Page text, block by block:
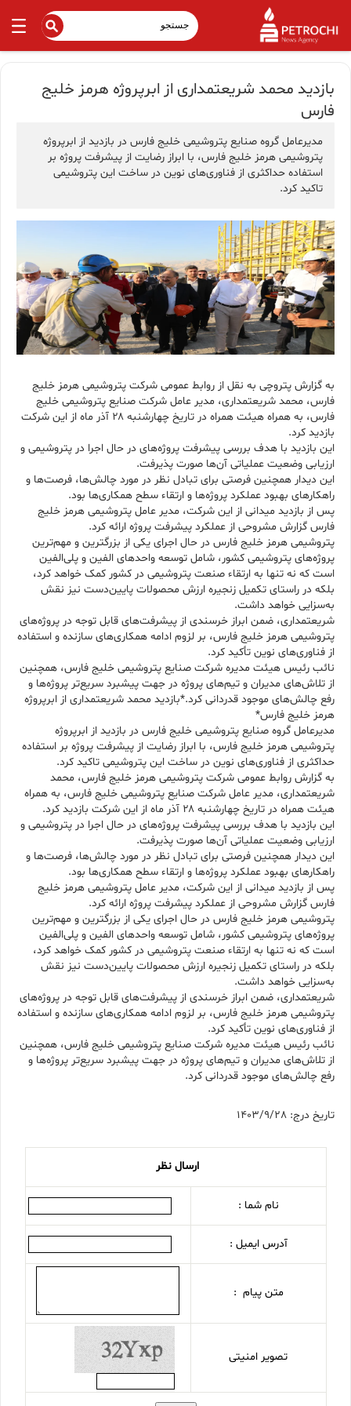
بازدید محمد شریعتمداری از ابرپروژه هرمز خلیج
فارس
مدیرعامل گروه صنایع پتروشیمی خلیج فارس در بازدید از ابرپروژه
پتروشیمی هرمز خلیج فارس، با ابراز رضایت از پیشرفت پروژه بر
استفاده حداکثری از فناوری‌های نوین در ساخت این پتروشیمی
تاکید کرد.
به گزارش پتروچی به نقل از روابط عمومی شرکت پتروشیمی هرمز خلیج
فارس، محمد شریعتمداری، مدیر عامل شرکت صنایع پتروشیمی خلیج
فارس، به همراه هیئت همراه در تاریخ چهارشنبه ۲۸ آذر ماه از این شرکت
بازدید کرد.
این بازدید با هدف بررسی پیشرفت پروژه‌های در حال اجرا در پتروشیمی و
ارزیابی وضعیت عملیاتی آن‌ها صورت پذیرفت.
این دیدار همچنین فرصتی برای تبادل نظر در مورد چالش‌ها، فرصت‌ها و
راهکارهای بهبود عملکرد پروژه‌ها و ارتقاء سطح همکاری‌ها بود.
پس از بازدید میدانی از این شرکت، مدیر عامل پتروشیمی هرمز خلیج
فارس گزارش مشروحی از عملکرد پیشرفت پروژه ارائه کرد.
پتروشیمی هرمز خلیج فارس در حال اجرای یکی از بزرگترین و مهم‌ترین
پروژه‌های پتروشیمی کشور، شامل توسعه واحدهای الفین و پلی‌الفین
است که نه تنها به ارتقاء صنعت پتروشیمی در کشور کمک خواهد کرد،
بلکه در راستای تکمیل زنجیره ارزش محصولات پایین‌دست نیز نقش
به‌سزایی خواهد داشت.
شریعتمداری، ضمن ابراز خرسندی از پیشرفت‌های قابل توجه در پروژه‌های
پتروشیمی هرمز خلیج فارس، بر لزوم ادامه همکاری‌های سازنده و استفاده
از فناوری‌های نوین تأکید کرد.
نائب رئیس هیئت مدیره شرکت صنایع پتروشیمی خلیج فارس، همچنین
از تلاش‌های مدیران و تیم‌های پروژه در جهت پیشبرد سریع‌تر پروژه‌ها و
رفع چالش‌های موجود قدردانی کرد.*بازدید محمد شریعتمداری از ابرپروژه
هرمز خلیج فارس*
مدیرعامل گروه صنایع پتروشیمی خلیج فارس در بازدید از ابرپروژه
پتروشیمی هرمز خلیج فارس، با ابراز رضایت از پیشرفت پروژه بر استفاده
حداکثری از فناوری‌های نوین در ساخت این پتروشیمی تاکید کرد.
به گزارش روابط عمومی شرکت پتروشیمی هرمز خلیج فارس، محمد
شریعتمداری، مدیر عامل شرکت صنایع پتروشیمی خلیج فارس، به همراه
هیئت همراه در تاریخ چهارشنبه ۲۸ آذر ماه از این شرکت بازدید کرد.
این بازدید با هدف بررسی پیشرفت پروژه‌های در حال اجرا در پتروشیمی و
ارزیابی وضعیت عملیاتی آن‌ها صورت پذیرفت.
این دیدار همچنین فرصتی برای تبادل نظر در مورد چالش‌ها، فرصت‌ها و
راهکارهای بهبود عملکرد پروژه‌ها و ارتقاء سطح همکاری‌ها بود.
پس از بازدید میدانی از این شرکت، مدیر عامل پتروشیمی هرمز خلیج
فارس گزارش مشروحی از عملکرد پیشرفت پروژه ارائه کرد.
پتروشیمی هرمز خلیج فارس در حال اجرای یکی از بزرگترین و مهم‌ترین
پروژه‌های پتروشیمی کشور، شامل توسعه واحدهای الفین و پلی‌الفین
است که نه تنها به ارتقاء صنعت پتروشیمی در کشور کمک خواهد کرد،
بلکه در راستای تکمیل زنجیره ارزش محصولات پایین‌دست نیز نقش
به‌سزایی خواهد داشت.
شریعتمداری، ضمن ابراز خرسندی از پیشرفت‌های قابل توجه در پروژه‌های
پتروشیمی هرمز خلیج فارس، بر لزوم ادامه همکاری‌های سازنده و استفاده
از فناوری‌های نوین تأکید کرد.
نائب رئیس هیئت مدیره شرکت صنایع پتروشیمی خلیج فارس، همچنین
از تلاش‌های مدیران و تیم‌های پروژه در جهت پیشبرد سریع‌تر پروژه‌ها و
رفع چالش‌های موجود قدردانی کرد.
تاریخ درج: 1403/9/28
ارسال نظر
نام شما :
آدرس ایمیل :
متن پیام :
تصویر امنیتی